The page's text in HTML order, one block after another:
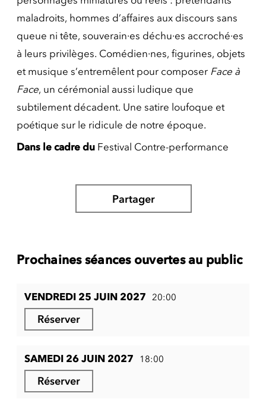
maladroits, hommes d’affaires aux discours sans
queue ni tête, souverain·es déchu·es accroché·es
à leurs privilèges. Comédien·nes, figurines, objets
et musique s’entremêlent pour composer Face à
Face, un cérémonial aussi ludique que
subtilement décadent. Une satire loufoque et
poétique sur le ridicule de notre époque.
Dans le cadre du Festival Contre-performance
Partager
Prochaines séances ouvertes au public
VENDREDI 25 JUIN 2027 20:00
Réserver
SAMEDI 26 JUIN 2027 18:00
Réserver